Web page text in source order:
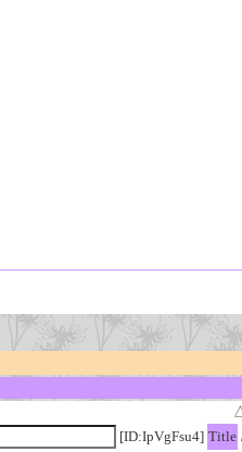
[ID:IpVgFsu4] Title